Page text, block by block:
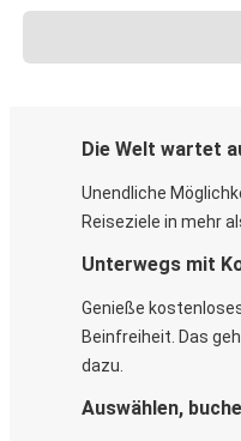
Die Welt wartet
Unendliche
Reiseziele in mehr
Unterwegs mit
Genieße
Beinfreiheit. Das
dazu.
Auswählen,